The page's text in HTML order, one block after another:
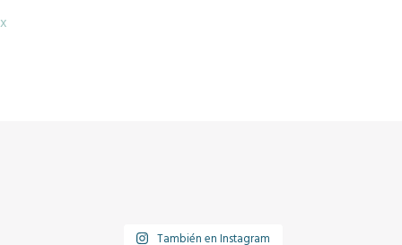
x
También en Instagram